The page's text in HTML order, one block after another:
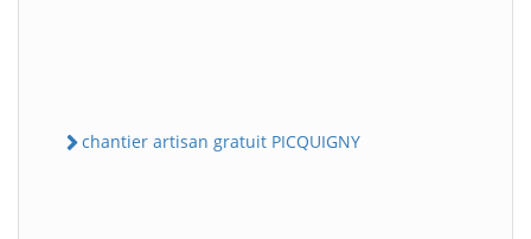
chantier artisan gratuit PICQUIGNY